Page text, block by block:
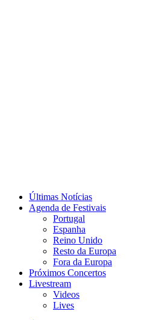
Últimas Notícias
Agenda de Festivais
Portugal
Espanha
Reino Unido
Resto da Europa
Fora da Europa
Próximos Concertos
Livestream
Videos
Lives